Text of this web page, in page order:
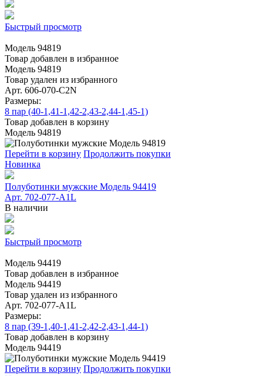
Быстрый просмотр
Модель 94819
Товар добавлен в избранное
Модель 94819
Товар удален из избранного
Арт. 606-070-C2N
Размеры:
8 пар (40-1,41-1,42-2,43-2,44-1,45-1)
Товар добавлен в корзину
Модель 94819
Перейти в корзину Продолжить покупки
Новинка
Полуботинки мужские Модель 94419
Арт. 702-077-A1L
В наличии
Быстрый просмотр
Модель 94419
Товар добавлен в избранное
Модель 94419
Товар удален из избранного
Арт. 702-077-A1L
Размеры:
8 пар (39-1,40-1,41-2,42-2,43-1,44-1)
Товар добавлен в корзину
Модель 94419
Перейти в корзину Продолжить покупки